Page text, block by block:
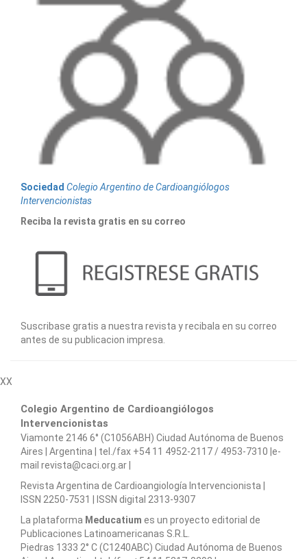
Sociedad Colegio Argentino de Cardioangiólogos
Intervencionistas
Reciba la revista gratis en su correo
Suscribase gratis a nuestra revista y recibala en su correo
antes de su publicacion impresa.
XX
Colegio Argentino de Cardioangiólogos
Intervencionistas
Viamonte 2146 6° (C1056ABH) Ciudad Autónoma de Buenos
Aires | Argentina | tel./fax +54 11 4952-2117 / 4953-7310 |e-
mail revista@caci.org.ar |
Revista Argentina de Cardioangiologí­a Intervencionista |
ISSN 2250-7531 | ISSN digital 2313-9307
La plataforma Meducatium es un proyecto editorial de
Publicaciones Latinoamericanas S.R.L.
Piedras 1333 2° C (C1240ABC) Ciudad Autónoma de Buenos